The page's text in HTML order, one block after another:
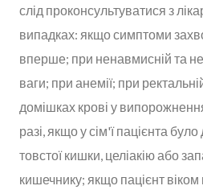
слід проконсультуватися з
випадках: якщо симптоми
вперше; при ненавмисній та
ваги; при анемії; при
домішках крові у
разі, якщо у сім'ї пацієнта
товстої кишки, целіакію або
кишечнику; якщо пацієнт віком